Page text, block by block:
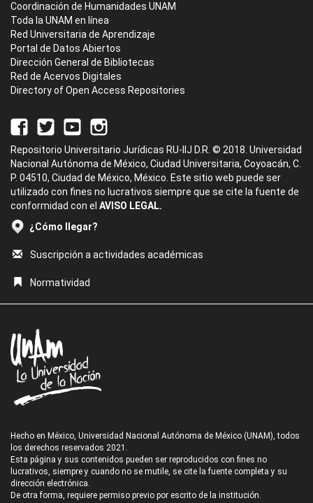
Coordinación de Humanidades UNAM
Toda la UNAM en línea
Red Universitaria de Aprendizaje
Portal de Datos Abiertos
Dirección General de Bibliotecas
Red de Acervos Digitales
Directory of Open Access Repositories
Repositorio Universitario Jurídicas RU-IIJ D.R. © 2018. Universidad
Nacional Autónoma de México, Ciudad Universitaria, Coyoacán, C.
P. 04510, Ciudad de México, México. Este sitio web puede ser
utilizado con fines no lucrativos siempre que se cite la fuente de
conformidad con el AVISO LEGAL.
¿Cómo llegar?
Suscripción a actividades académicas
Normatividad
Hecho en México, Universidad Nacional Autónoma de México (UNAM), todos
los derechos reservados 2021.
Esta página y sus contenidos pueden ser reproducidos con fines no
lucrativos, siempre y cuando no se mutile, se cite la fuente completa y su
dirección electrónica.
De otra forma, requiere permiso previo por escrito de la institución.